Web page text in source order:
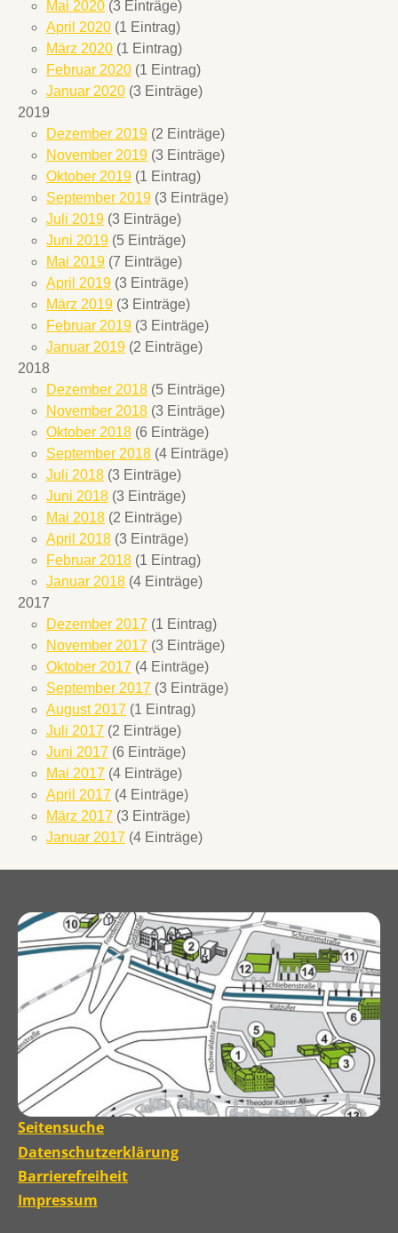
Mai 2020 (3 Einträge)
April 2020 (1 Eintrag)
März 2020 (1 Eintrag)
Februar 2020 (1 Eintrag)
Januar 2020 (3 Einträge)
2019
Dezember 2019 (2 Einträge)
November 2019 (3 Einträge)
Oktober 2019 (1 Eintrag)
September 2019 (3 Einträge)
Juli 2019 (3 Einträge)
Juni 2019 (5 Einträge)
Mai 2019 (7 Einträge)
April 2019 (3 Einträge)
März 2019 (3 Einträge)
Februar 2019 (3 Einträge)
Januar 2019 (2 Einträge)
2018
Dezember 2018 (5 Einträge)
November 2018 (3 Einträge)
Oktober 2018 (6 Einträge)
September 2018 (4 Einträge)
Juli 2018 (3 Einträge)
Juni 2018 (3 Einträge)
Mai 2018 (2 Einträge)
April 2018 (3 Einträge)
Februar 2018 (1 Eintrag)
Januar 2018 (4 Einträge)
2017
Dezember 2017 (1 Eintrag)
November 2017 (3 Einträge)
Oktober 2017 (4 Einträge)
September 2017 (3 Einträge)
August 2017 (1 Eintrag)
Juli 2017 (2 Einträge)
Juni 2017 (6 Einträge)
Mai 2017 (4 Einträge)
April 2017 (4 Einträge)
März 2017 (3 Einträge)
Januar 2017 (4 Einträge)
Seitensuche
Datenschutzerklärung
Barrierefreiheit
Impressum